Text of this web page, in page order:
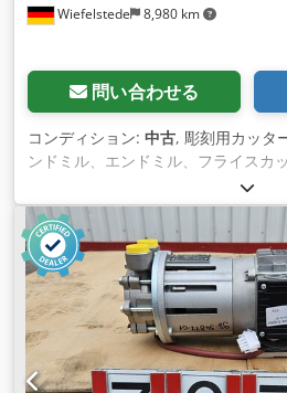
Wiefelstede 8,980 km
問い合わせる
コンディション: 中古, 彫刻用カッタ
ンドミル、エンドミル、フライスカ
Iqgpjyewa -包装：18kgカッター -異
超硬、その他 -は完売しました -重量